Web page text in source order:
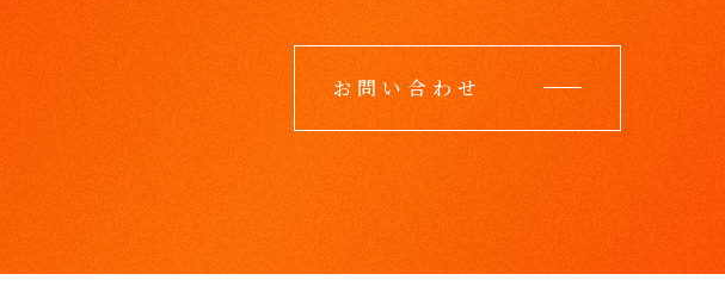
お問い合わせ